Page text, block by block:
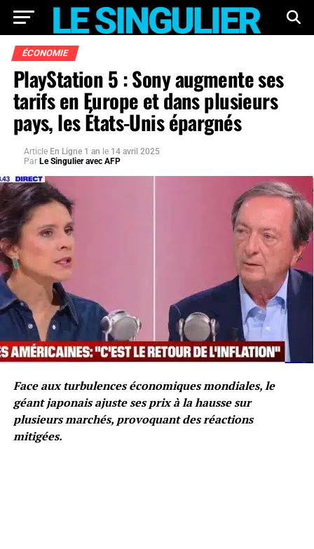
ÉCONOMIE
PlayStation 5 : Sony augmente ses
tarifs en Europe et dans plusieurs
pays, les États-Unis épargnés
Article En Ligne 1 an le 14 avril 2025
Par Le Singulier avec AFP
Face aux turbulences économiques mondiales, le
géant japonais ajuste ses prix à la hausse sur
plusieurs marchés, provoquant des réactions
mitigées.